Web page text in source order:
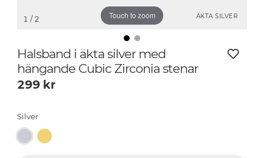
ÄKTA SILVER
Touch to zoom
1 / 2
Halsband i äkta silver med
hängande Cubic Zirconia stenar
299 kr
Silver